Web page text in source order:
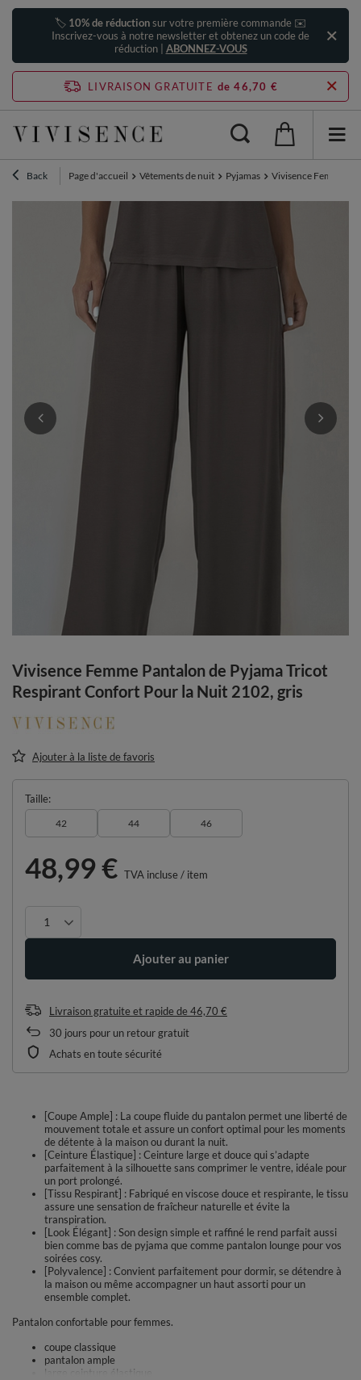
🏷️ 10% de réductionsur votre première commande ✉️
Inscrivez-vous à notre newsletter et obtenez un code de
réduction | ABONNEZ-VOUS
LIVRAISON GRATUITE de 46,70 €
Back Page d'accueil Vêtements de nuit Pyjamas Vivisence Femme
Vivisence Femme Pantalon de Pyjama Tricot
Respirant Confort Pour la Nuit 2102, gris
Ajouter à la liste de favoris
Taille
42 44 46
48,99 € TVA incluse/ item
Ajouter au panier
Livraison gratuite et rapidede46,70 €
30 jours pour un retour gratuit
Achats en toute sécurité
[Coupe Ample] : La coupe fluide du pantalon permet une liberté de
mouvement totale et assure un confort optimal pour les moments
de détente à la maison ou durant la nuit.
[Ceinture Élastique] : Ceinture large et douce qui s’adapte
parfaitement à la silhouette sans comprimer le ventre, idéale pour
un port prolongé.
[Tissu Respirant] : Fabriqué en viscose douce et respirante, le tissu
assure une sensation de fraîcheur naturelle et évite la
transpiration.
[Look Élégant] : Son design simple et raffiné le rend parfait aussi
bien comme bas de pyjama que comme pantalon lounge pour vos
soirées cosy.
[Polyvalence] : Convient parfaitement pour dormir, se détendre à
la maison ou même accompagner un haut assorti pour un
ensemble complet.
Pantalon confortable pour femmes.
coupe classique
pantalon ample
large ceinture élastique